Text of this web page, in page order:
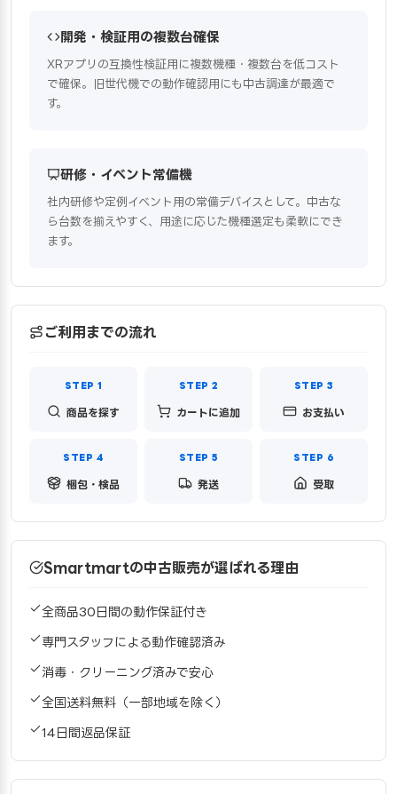
開発・検証用の複数台確保
XRアプリの互換性検証用に複数機種・複数台を低コスト
で確保。旧世代機での動作確認用にも中古調達が最適で
す。
研修・イベント常備機
社内研修や定例イベント用の常備デバイスとして。中古な
ら台数を揃えやすく、用途に応じた機種選定も柔軟にでき
ます。
ご利用までの流れ
商品を探す カートに追加 お支払い
梱包・検品 発送 受取
Smartmartの中古販売が選ばれる理由
全商品30日間の動作保証付き
専門スタッフによる動作確認済み
消毒・クリーニング済みで安心
全国送料無料（一部地域を除く）
14日間返品保証